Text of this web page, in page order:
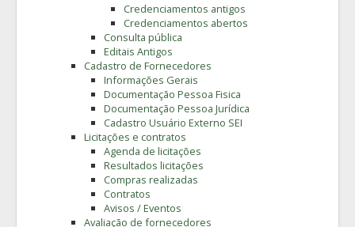
Credenciamentos antigos
Credenciamentos abertos
Consulta pública
Editais Antigos
Cadastro de Fornecedores
Informações Gerais
Documentação Pessoa Fisica
Documentação Pessoa Jurídica
Cadastro Usuário Externo SEI
Licitações e contratos
Agenda de licitações
Resultados licitações
Compras realizadas
Contratos
Avisos / Eventos
Avaliação de fornecedores